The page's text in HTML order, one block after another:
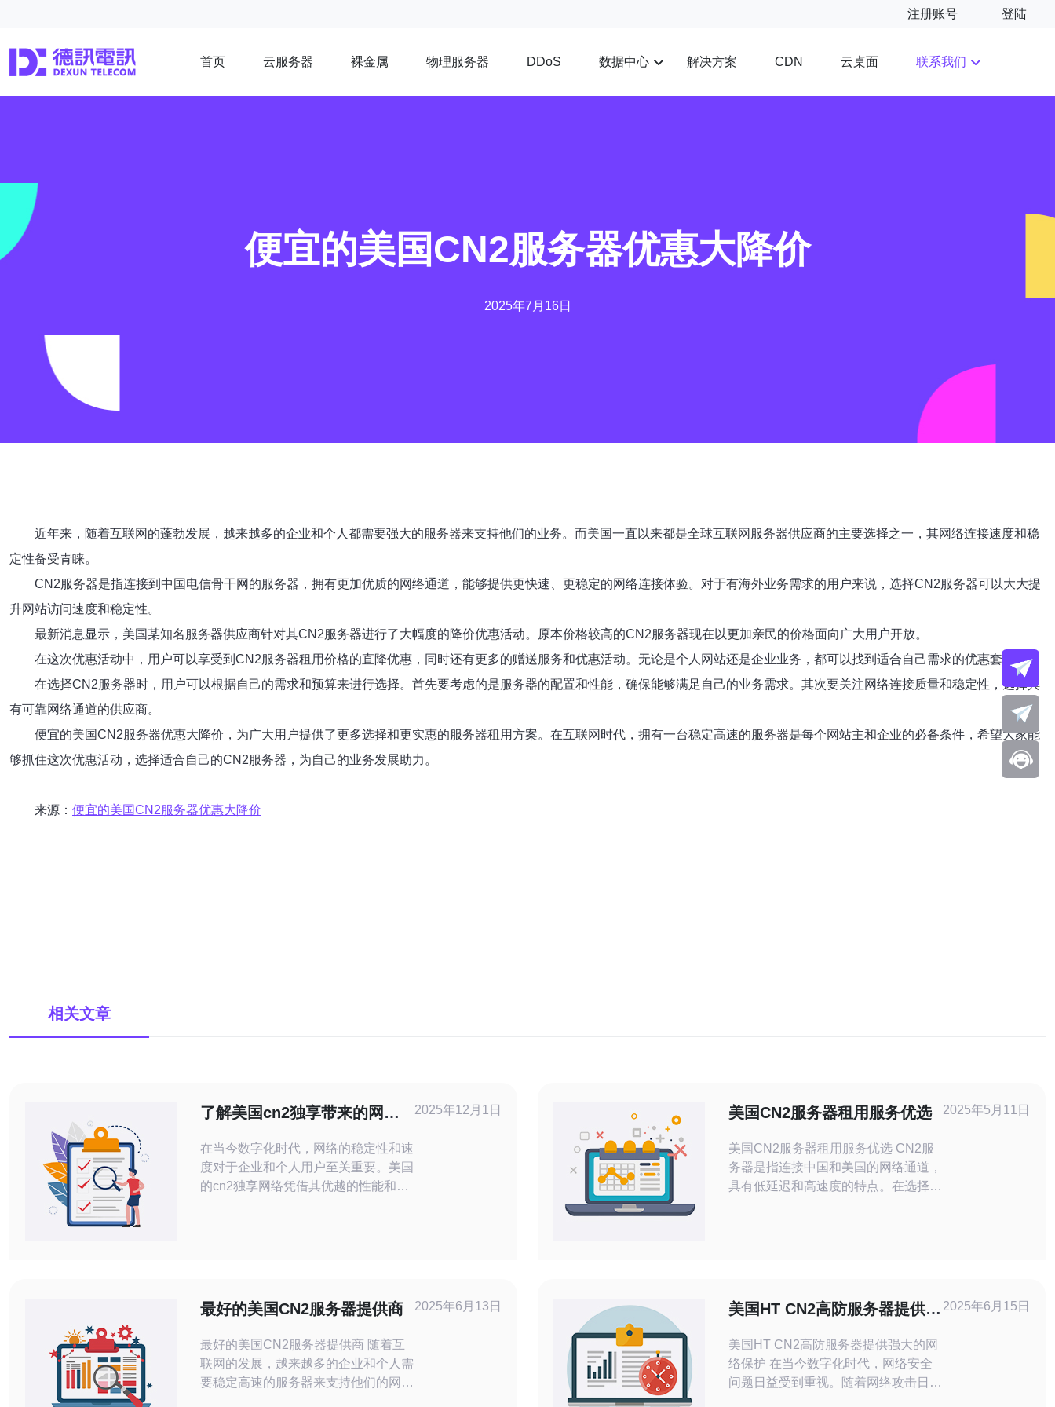
注册账号 登陆
首页 云服务器 裸金属 物理服务器 DDoS 数据中心 解决方案 CDN 云桌面 联系我们
便宜的美国CN2服务器优惠大降价
2025年7月16日
近年来，随着互联网的蓬勃发展，越来越多的企业和个人都需要强大的服务器来支持他们的业务。而美国一直以来都是全球互联网服务器供应商的主要选择之一，其网络连接速度和稳
定性备受青睐。
CN2服务器是指连接到中国电信骨干网的服务器，拥有更加优质的网络通道，能够提供更快速、更稳定的网络连接体验。对于有海外业务需求的用户来说，选择CN2服务器可以大大提
升网站访问速度和稳定性。
最新消息显示，美国某知名服务器供应商针对其CN2服务器进行了大幅度的降价优惠活动。原本价格较高的CN2服务器现在以更加亲民的价格面向广大用户开放。
在这次优惠活动中，用户可以享受到CN2服务器租用价格的直降优惠，同时还有更多的赠送服务和优惠活动。无论是个人网站还是企业业务，都可以找到适合自己需求的优惠套餐。
在选择CN2服务器时，用户可以根据自己的需求和预算来进行选择。首先要考虑的是服务器的配置和性能，确保能够满足自己的业务需求。其次要关注网络连接质量和稳定性，选择具
有可靠网络通道的供应商。
便宜的美国CN2服务器优惠大降价，为广大用户提供了更多选择和更实惠的服务器租用方案。在互联网时代，拥有一台稳定高速的服务器是每个网站主和企业的必备条件，希望大家能
够抓住这次优惠活动，选择适合自己的CN2服务器，为自己的业务发展助力。
来源： 便宜的美国CN2服务器优惠大降价
相关文章
了解美国cn2独享带来的网络
在当今数字化时代，网络的稳定性和速
度对于企业和个人用户至关重要。美国
的cn2独享网络凭借其优越的性能和可
络服务，主要面向企业和大型用户。它
通过专用的光纤线路，保证用
2025年12月1日 美国CN2服务器租用服务优选
美国CN2服务器租用服务优选 CN2服
务器是指连接中国和美国的网络通道，
具有低延迟和高速度的特点。在选择服
2025年5月11日
最好的美国CN2服务器提供商
最好的美国CN2服务器提供商 随着互
联网的发展，越来越多的企业和个人需
要稳定高速的服务器来支持他们的网站
2025年6月13日
美国HT CN2高防服务器提供强
美国HT CN2高防服务器提供强大的网
络保护 在当今数字化时代，网络安全
问题日益受到重视。随着网络攻击日益
2025年6月15日